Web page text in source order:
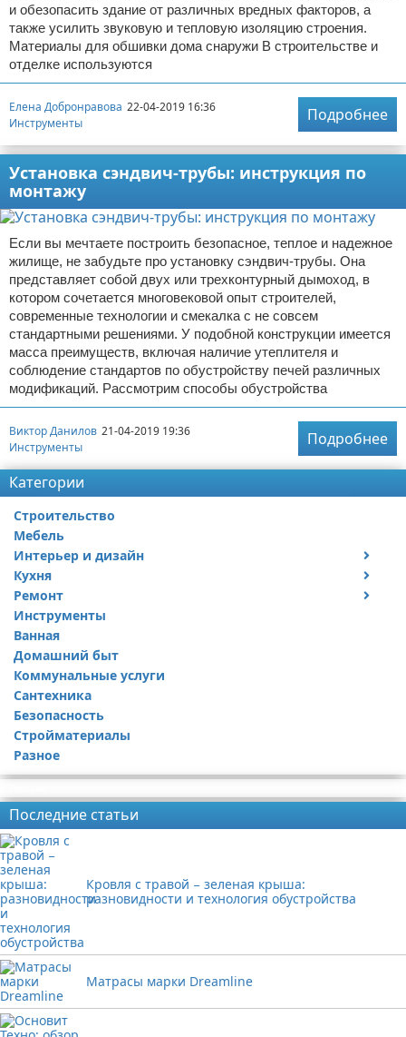
и обезопасить здание от различных вредных факторов, а
также усилить звуковую и тепловую изоляцию строения.
Материалы для обшивки дома снаружи В строительстве и
отделке используются
Елена Добронравова 22-04-2019 16:36
Инструменты
Подробнее
Установка сэндвич-трубы: инструкция по
монтажу
Если вы мечтаете построить безопасное, теплое и надежное
жилище, не забудьте про установку сэндвич-трубы. Она
представляет собой двух или трехконтурный дымоход, в
котором сочетается многовековой опыт строителей,
современные технологии и смекалка с не совсем
стандартными решениями. У подобной конструкции имеется
масса преимуществ, включая наличие утеплителя и
соблюдение стандартов по обустройству печей различных
модификаций. Рассмотрим способы обустройства
Виктор Данилов 21-04-2019 19:36
Инструменты
Подробнее
Категории
Строительство
Мебель
Интерьер и дизайн
Дизайн дачи
Дизайн квартиры
Кухня
Посуда
Ремонт
Ремонт дачи
Ремонт квартиры
Инструменты
Ванная
Домашний быт
Коммунальные услуги
Сантехника
Безопасность
Стройматериалы
Разное
Последние статьи
Кровля с травой − зеленая крыша:
разновидности и технология обустройства
Матрасы марки Dreamline